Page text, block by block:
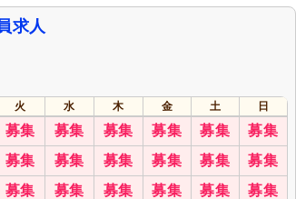
日払い・週払い可(2)
転勤なし (4,192)
自転車通勤可(4,793)
求人
火 水 木 金 土 日
募集 募集 募集 募集 募集 募集
募集 募集 募集 募集 募集 募集
募集 募集 募集 募集 募集 募集